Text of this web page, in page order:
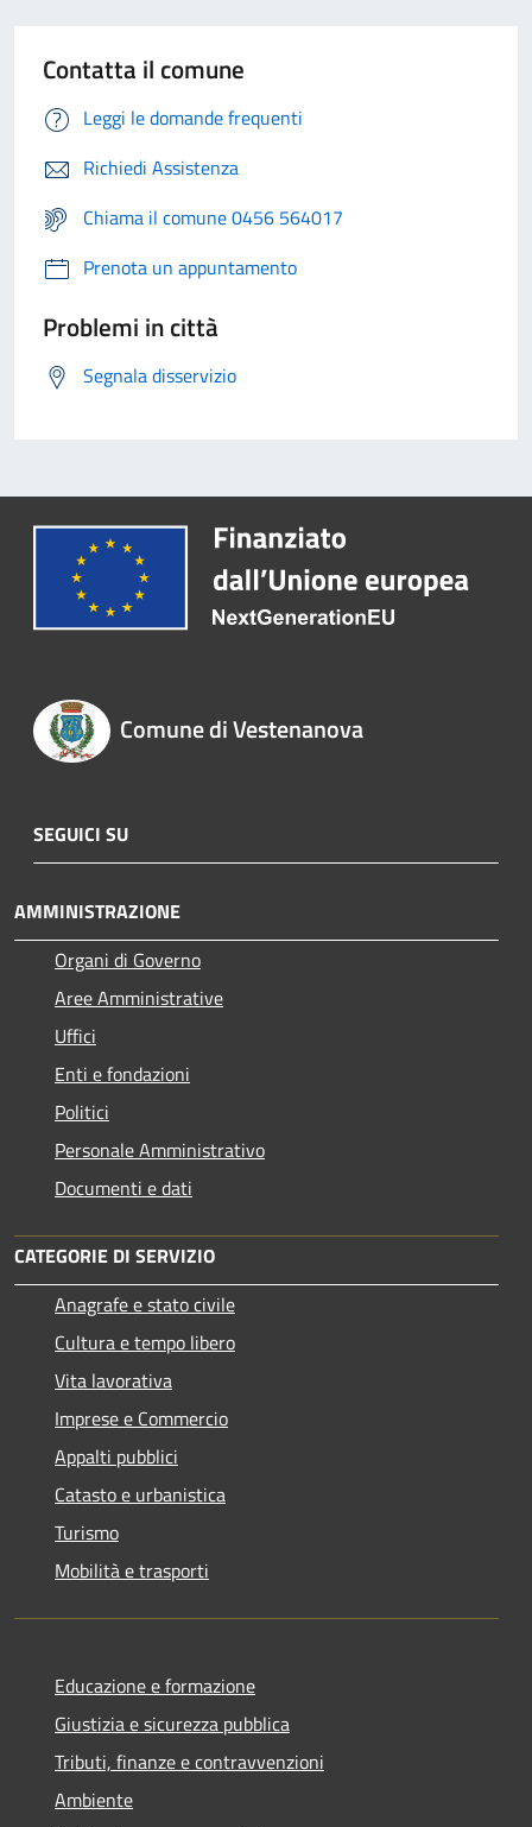
Contatta il comune
Leggi le domande frequenti
Richiedi Assistenza
Chiama il comune 0456 564017
Prenota un appuntamento
Problemi in città
Segnala disservizio
Comune di Vestenanova
SEGUICI SU
AMMINISTRAZIONE
Organi di Governo
Aree Amministrative
Uffici
Enti e fondazioni
Politici
Personale Amministrativo
Documenti e dati
CATEGORIE DI SERVIZIO
Anagrafe e stato civile
Cultura e tempo libero
Vita lavorativa
Imprese e Commercio
Appalti pubblici
Catasto e urbanistica
Turismo
Mobilità e trasporti
Educazione e formazione
Giustizia e sicurezza pubblica
Tributi, finanze e contravvenzioni
Ambiente